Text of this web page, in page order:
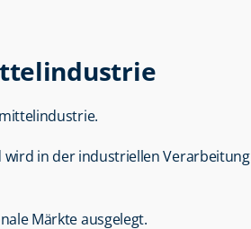
wird in der industriellen Verarbeitung
Märkte ausgelegt.